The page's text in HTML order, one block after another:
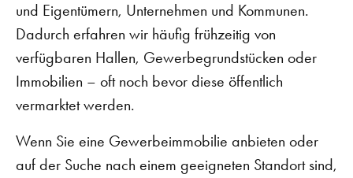
und Eigentümern, Unternehmen und Kommunen.
Dadurch erfahren wir häufig frühzeitig von
verfügbaren Hallen, Gewerbegrundstücken oder
Immobilien – oft noch bevor diese öffentlich
vermarktet werden.
Wenn Sie eine Gewerbeimmobilie anbieten oder
auf der Suche nach einem geeigneten Standort sind,